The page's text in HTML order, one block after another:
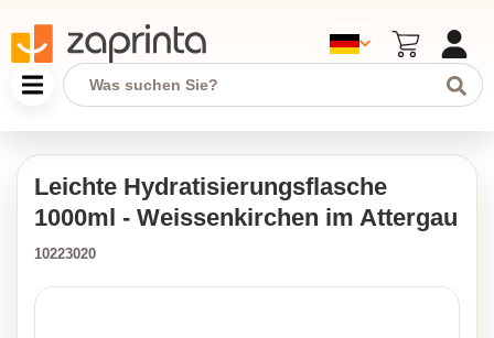
Leichte Hydratisierungsflasche
1000ml - Weissenkirchen im Attergau
10223020